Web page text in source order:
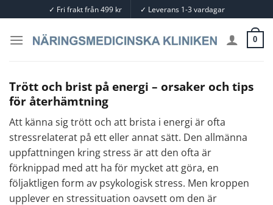
to
content
✓ Fri frakt från 499 kr ✓ Leverans 1-3 vardagar
0
Trött och brist på energi – orsaker och tips
för återhämtning
Att känna sig trött och att brista i energi är ofta
stressrelaterat på ett eller annat sätt. Den allmänna
uppfattningen kring stress är att den ofta är
förknippad med att ha för mycket att göra, en
följaktligen form av psykologisk stress. Men kroppen
upplever en stressituation oavsett om den är